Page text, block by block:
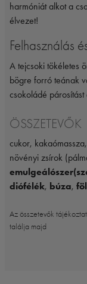
harmóniát alkot a
élvezet!
Felhasználás
A tejcsoki tökéletes
bögre forró teának
csokoládé
ÖSSZETEVŐK
cukor,
növényi zsírok
diófélék, búza,
Az összetevők
találja majd